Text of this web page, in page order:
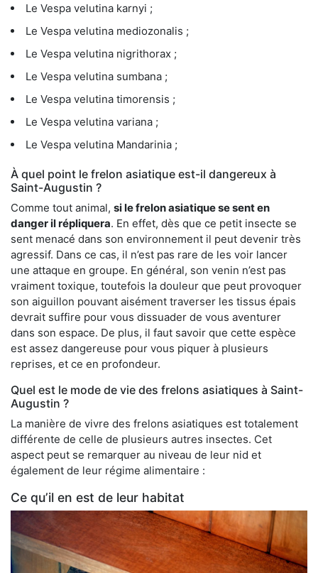
Le Vespa velutina karnyi ;
Le Vespa velutina mediozonalis ;
Le Vespa velutina nigrithorax ;
Le Vespa velutina sumbana ;
Le Vespa velutina timorensis ;
Le Vespa velutina variana ;
Le Vespa velutina Mandarinia ;
À quel point le frelon asiatique est-il dangereux à
Saint-Augustin ?
Comme tout animal, si le frelon asiatique se sent en
danger il répliquera. En effet, dès que ce petit insecte se
sent menacé dans son environnement il peut devenir très
agressif. Dans ce cas, il n’est pas rare de les voir lancer
une attaque en groupe. En général, son venin n’est pas
vraiment toxique, toutefois la douleur que peut provoquer
son aiguillon pouvant aisément traverser les tissus épais
devrait suffire pour vous dissuader de vous aventurer
dans son espace. De plus, il faut savoir que cette espèce
est assez dangereuse pour vous piquer à plusieurs
reprises, et ce en profondeur.
Quel est le mode de vie des frelons asiatiques à Saint-
Augustin ?
La manière de vivre des frelons asiatiques est totalement
différente de celle de plusieurs autres insectes. Cet
aspect peut se remarquer au niveau de leur nid et
également de leur régime alimentaire :
Ce qu’il en est de leur habitat